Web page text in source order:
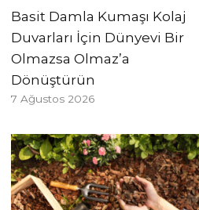
Basit Damla Kumaşı Kolaj
Duvarları İçin Dünyevi Bir
Olmazsa Olmaz’a
Dönüştürün
7 Ağustos 2026